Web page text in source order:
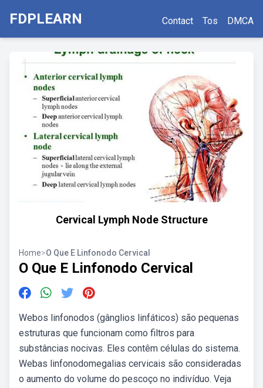
FDPLEARN Contact Tos DMCA
Cervical Lymph Node Structure
Home>O Que E Linfonodo Cervical
O Que E Linfonodo Cervical
Webos linfonodos (gânglios linfáticos) são pequenas
estruturas que funcionam como filtros para
substâncias nocivas. Eles contêm células do sistema.
Webas linfonodomegalias cervicais são consideradas
o aumento do volume do pescoço no indivíduo. Veja